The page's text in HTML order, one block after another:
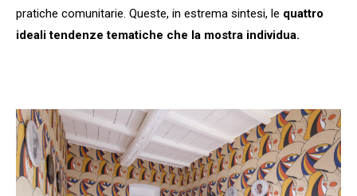
pratiche comunitarie. Queste, in estrema sintesi, le quattro
ideali tendenze tematiche che la mostra individua.